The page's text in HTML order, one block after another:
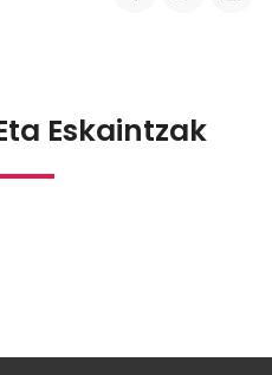
Eskaintzak